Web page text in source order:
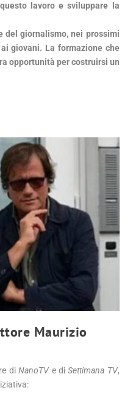
lavoro e sviluppare la
del giornalismo, nei prossimi
giovani. La formazione che
opportunità per costruirsi un
Maurizio
diNanoTV e diSettimana TV,